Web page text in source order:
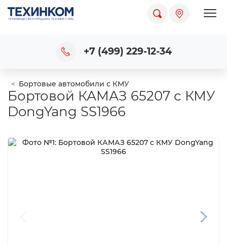
+7 (499) 229-12-34
Бортовые автомобили с КМУ
Бортовой КАМАЗ 65207 с КМУ
DongYang SS1966